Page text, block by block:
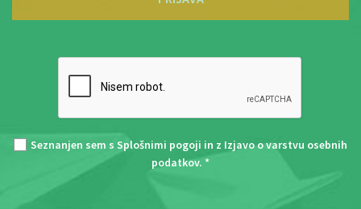
Seznanjen sem s Splošnimi pogoji in z Izjavo o varstvu osebnih
podatkov. *